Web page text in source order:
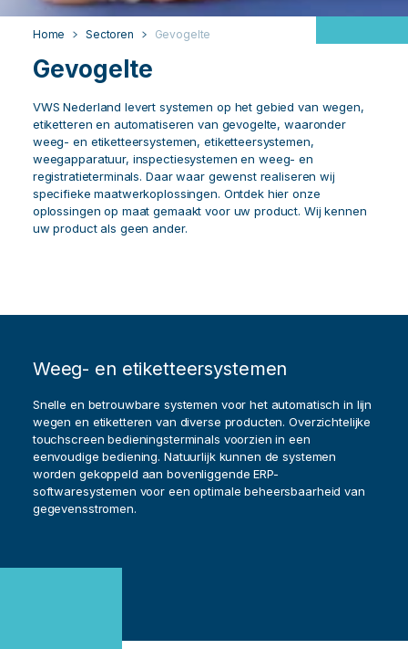
Home Sectoren Gevogelte
Gevogelte
VWS Nederland levert systemen op het gebied van wegen,
etiketteren en automatiseren van gevogelte, waaronder
weeg- en etiketteersystemen, etiketteersystemen,
weegapparatuur, inspectiesystemen en weeg- en
registratieterminals. Daar waar gewenst realiseren wij
specifieke maatwerkoplossingen. Ontdek hier onze
oplossingen op maat gemaakt voor uw product. Wij kennen
uw product als geen ander.
Weeg- en etiketteersystemen
Snelle en betrouwbare systemen voor het automatisch in lijn
wegen en etiketteren van diverse producten. Overzichtelijke
touchscreen bedieningsterminals voorzien in een
eenvoudige bediening. Natuurlijk kunnen de systemen
worden gekoppeld aan bovenliggende ERP-
softwaresystemen voor een optimale beheersbaarheid van
gegevensstromen.